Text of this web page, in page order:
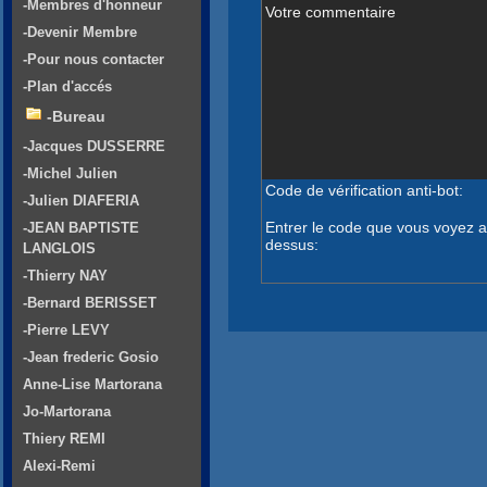
Votre commentaire
Code de vérification anti-bot:
Entrer le code que vous voyez
dessus:
-Membres d'honneur
-Devenir Membre
-Pour nous contacter
-Plan d'accés
-Bureau
-Jacques DUSSERRE
-Michel Julien
-Julien DIAFERIA
-JEAN BAPTISTE
LANGLOIS
-Thierry NAY
-Bernard BERISSET
-Pierre LEVY
-Jean frederic Gosio
Anne-Lise Martorana
Jo-Martorana
Thiery REMI
Alexi-Remi